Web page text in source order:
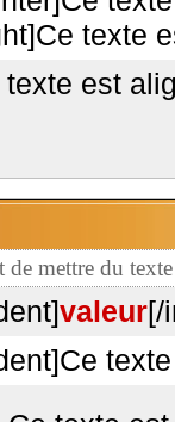
texte
texte est
mettre du
valeur[/